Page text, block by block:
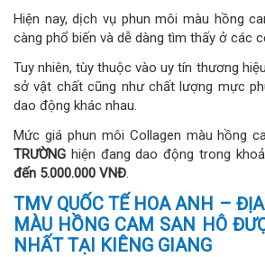
Hiện nay, dịch vụ phun môi màu hồng
càng phổ biến và dễ dàng tìm thấy ở các
Tuy nhiên, tùy thuộc vào uy tín thương
sở vật chất cũng như chất lượng mực
dao động khác nhau.
Mức giá phun môi Collagen màu hồng
TRƯỜNG hiện đang dao động trong
đến 5.000.000 VNĐ.
TMV QUỐC TẾ HOA ANH –
MÀU HỒNG CAM SAN HÔ
NHẤT TẠI KIÊNG GIANG